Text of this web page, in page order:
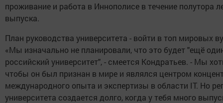
проживание и работа в Иннополисе в течение полутора
выпуска.
План руководства университета - войти в топ мировых
«Мы изначально не планировали, что это будет "ещё
российский университет", - смеется Кондратьев. - Мы
чтобы он был признан в мире и являлся центром
международного опыта и экспертизы в области IT. Но
университета создается долго, когда у тебя много